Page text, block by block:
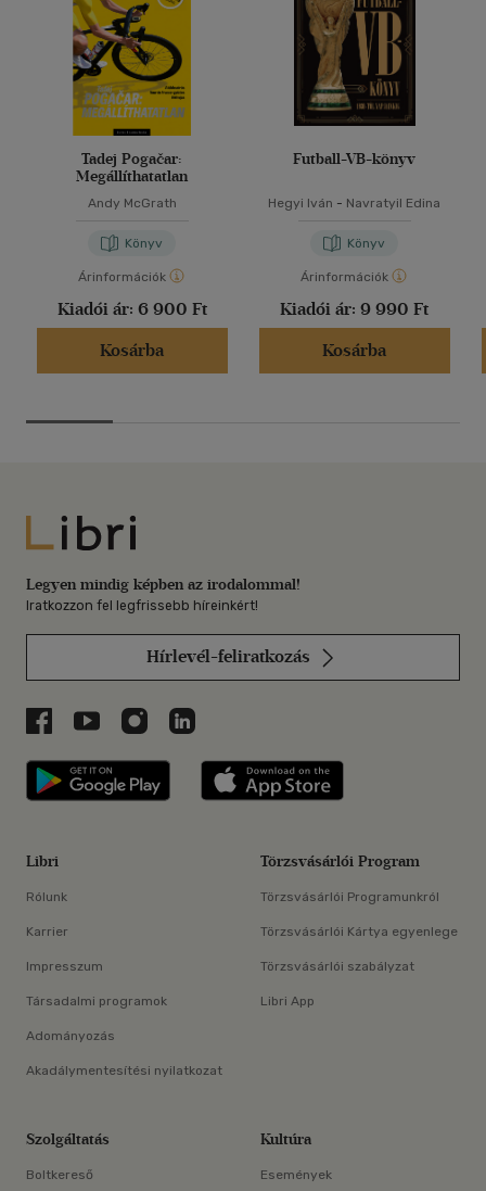
Tadej Pogačar:
Megállíthatatlan
Andy McGrath
Könyv
Árinformációk
Kiadói ár: 6 900 Ft
Kosárba
Futball-VB-könyv
Hegyi Iván - Navratyil Edina
Könyv
Árinformációk
Kiadói ár: 9 990 Ft
Kosárba
Libri
Legyen mindig képben az irodalommal!
Iratkozzon fel legfrissebb híreinkért!
Hírlevél-feliratkozás
Libri a Facebookon
Libri a Youtube-on
Libri az Instagramon
Libri a LinkedInen
Libri applikáció Szerezd meg: Google
Libri
Rólunk
Karrier
Impresszum
Társadalmi programok
Adományozás
Akadálymentesítési nyilatkozat
Törzsvásárlói Program
Törzsvásárlói Programunkról
Törzsvásárlói Kártya egyenlege
Törzsvásárlói szabályzat
Libri App
Szolgáltatás
Boltkereső
Kultúra
Események